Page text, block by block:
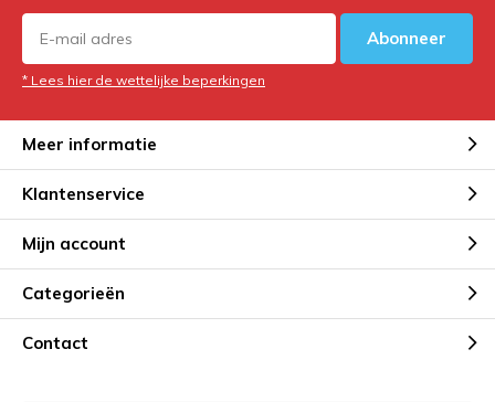
Abonneer
* Lees hier de wettelijke beperkingen
Meer informatie
Klantenservice
Mijn account
Categorieën
Contact